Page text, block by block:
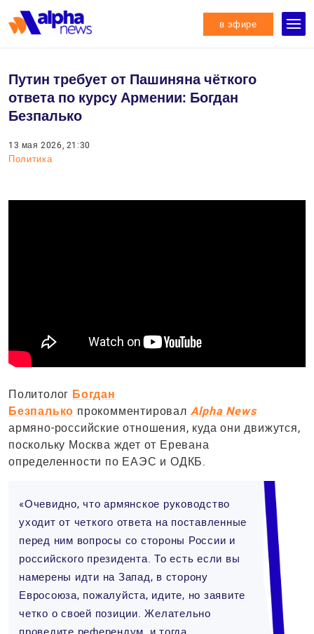
в эфире
Путин требует от Пашиняна чёткого
ответа по курсу Армении: Богдан
Безпалько
13 мая 2026, 21:30
Политика
Политолог Богдан
Безпалько прокомментировал Alpha News
армяно-российские отношения, куда они движутся,
поскольку Москва ждет от Еревана
определенности по ЕАЭС и ОДКБ.
«Очевидно, что армянское руководство
уходит от четкого ответа на поставленные
перед ним вопросы со стороны России и
российского президента. То есть если вы
намерены идти на Запад, в сторону
Евросоюза, пожалуйста, идите, но заявите
четко о своей позиции. Желательно